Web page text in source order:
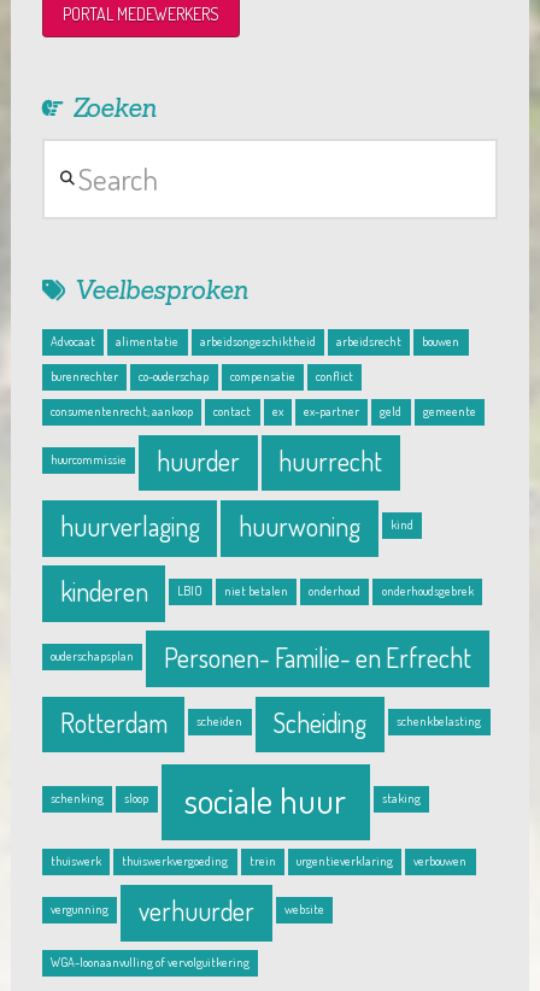
PORTAL MEDEWERKERS
Zoeken
Veelbesproken
Advocaat alimentatie arbeidsongeschiktheid arbeidsrecht bouwen
burenrechter co-ouderschap compensatie conflict
consumentenrecht; aankoop contact ex ex-partner geld gemeente
huurcommissie huurder huurrecht
huurverlaging huurwoning kind
kinderen LBIO niet betalen onderhoud onderhoudsgebrek
ouderschapsplan Personen- Familie- en Erfrecht
Rotterdam scheiden Scheiding schenkbelasting
schenking sloop sociale huur staking
thuiswerk thuiswerkvergoeding trein urgentieverklaring verbouwen
vergunning verhuurder website
WGA-loonaanvulling of vervolguitkering